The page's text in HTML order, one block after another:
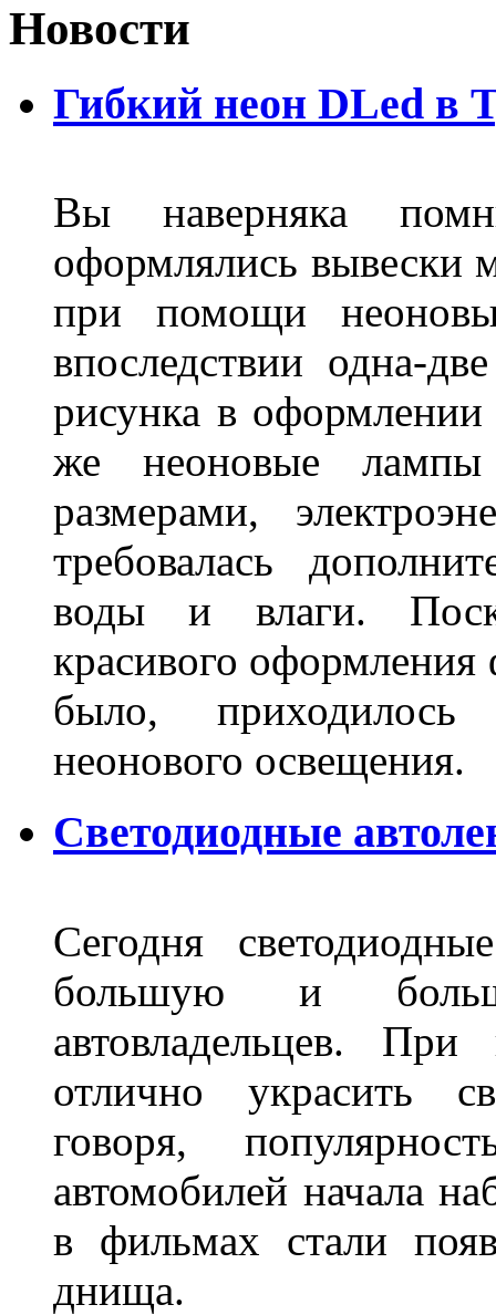
Новости
Гибкий неон DLed в
Вы наверняка
оформлялись вывески
при помощи
впоследствии одна-
рисунка в оформлении
же неоновые лампы
размерами,
требовалась
воды и влаги.
красивого
было,
неонового
Светодиодные
Сегодня
большую и
автовладельцев.
отлично украсить
говоря,
автомобилей начала
в фильмах стали
днища.